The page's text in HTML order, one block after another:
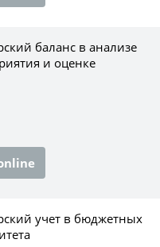
баланс в анализе
и оценке
учет в бюджетных